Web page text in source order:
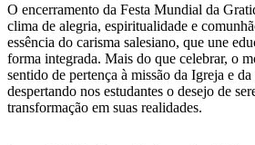
O encerramento da Festa Mundial da
clima de alegria, espiritualidade e
essência do carisma salesiano, que une
forma integrada. Mais do que celebrar, o
sentido de pertença à missão da Igreja e
despertando nos estudantes o desejo de
transformação em suas realidades.